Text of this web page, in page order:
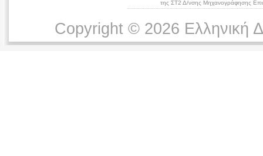
της ΣΤ2 Δ/νσης Μηχανογράφησης
Copyright © 2026 Ελληνική